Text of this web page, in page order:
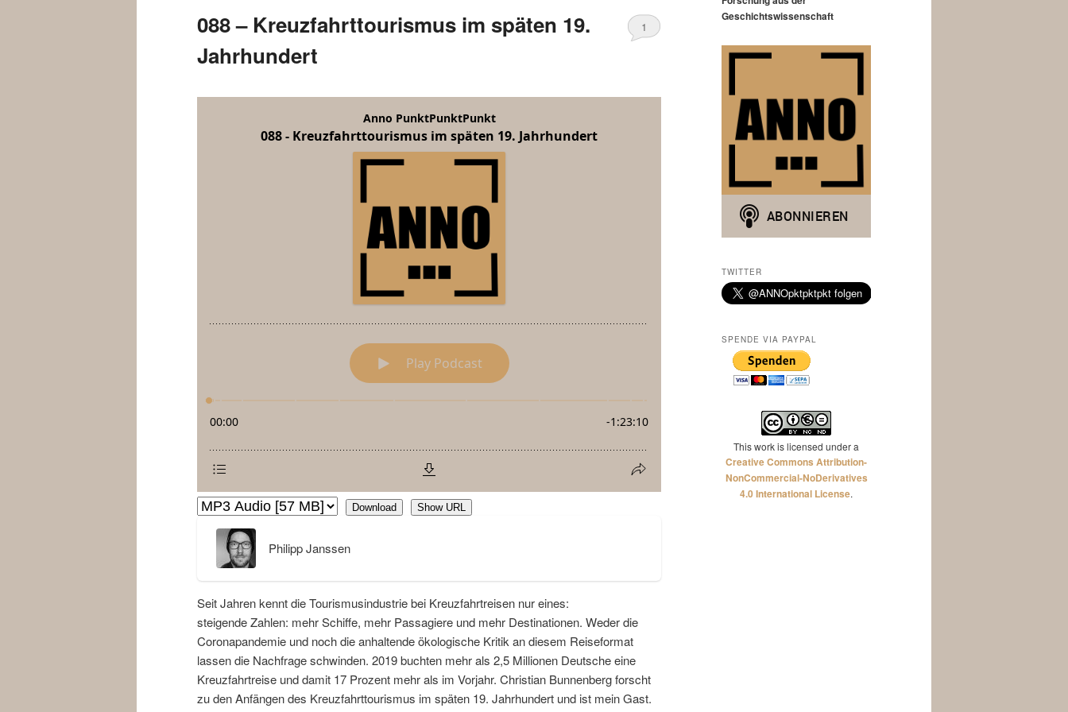
088 – Kreuzfahrttourismus im späten 19.
Jahrhundert
1
Download Show URL
Philipp Janssen
Seit Jahren kennt die Tourismusindustrie bei Kreuzfahrtreisen nur eines:
steigende Zahlen: mehr Schiffe, mehr Passagiere und mehr Destinationen. Weder die
Coronapandemie und noch die anhaltende ökologische Kritik an diesem Reiseformat
lassen die Nachfrage schwinden. 2019 buchten mehr als 2,5 Millionen Deutsche eine
Kreuzfahrtreise und damit 17 Prozent mehr als im Vorjahr. Christian Bunnenberg forscht
zu den Anfängen des Kreuzfahrttourismus im späten 19. Jahrhundert und ist mein Gast.
Geschichtswissenschaft
TWITTER
SPENDE VIA PAYPAL
This work is licensed under a
Creative Commons Attribution-
NonCommercial-NoDerivatives
4.0 International License.